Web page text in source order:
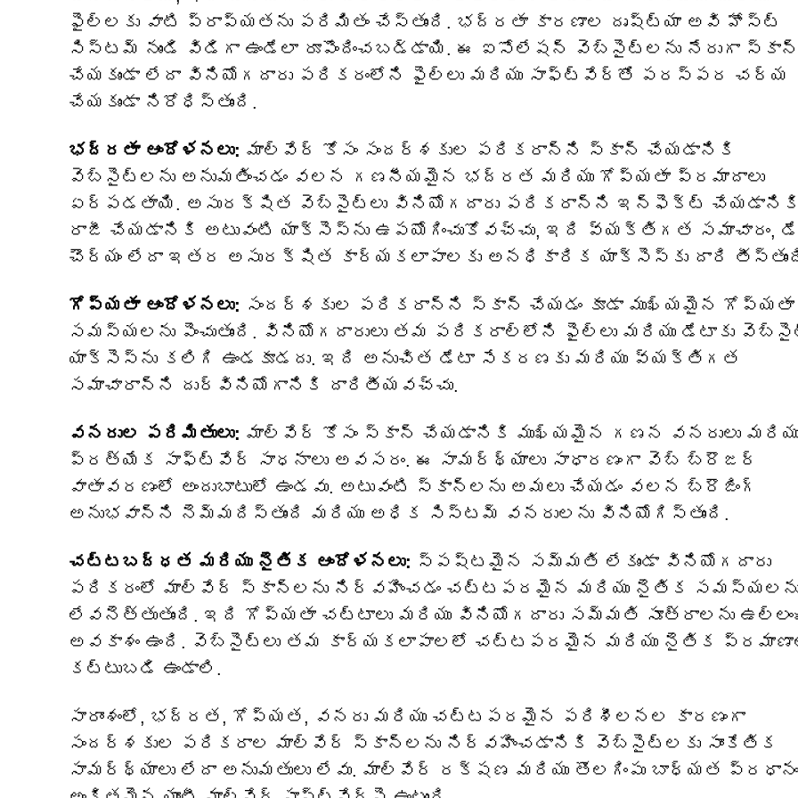
ఫైల్‌లకు వాటి ప్రాప్యతను పరిమితం చేస్తుంది. భద్రతా కారణాల దృష్ట్యా అవి హోస్ట్
సిస్టమ్ నుండి విడిగా ఉండేలా రూపొందించబడ్డాయి. ఈ ఐసోలేషన్ వెబ్‌సైట్‌లను నేరుగా స్కాన్
చేయకుండా లేదా వినియోగదారు పరికరంలోని ఫైల్‌లు మరియు సాఫ్ట్‌వేర్‌తో పరస్పర చర్య
చేయకుండా నిరోధిస్తుంది.
భద్రతా ఆందోళనలు: మాల్వేర్ కోసం సందర్శకుల పరికరాన్ని స్కాన్ చేయడానికి
వెబ్‌సైట్‌లను అనుమతించడం వలన గణనీయమైన భద్రత మరియు గోప్యతా ప్రమాదాలు
ఏర్పడతాయి. అసురక్షిత వెబ్‌సైట్‌లు వినియోగదారు పరికరాన్ని ఇన్‌ఫెక్ట్
రాజీ చేయడానికి అటువంటి యాక్సెస్‌ను ఉపయోగించుకోవచ్చు, ఇది వ్యక్తిగత సమాచారం,
చౌర్యం లేదా ఇతర అసురక్షిత కార్యకలాపాలకు అనధికారిక యాక్సెస్‌కు దారి
గోప్యతా ఆందోళనలు: సందర్శకుల పరికరాన్ని స్కాన్ చేయడం కూడా ముఖ్యమైన గోప్యతా
సమస్యలను పెంచుతుంది. వినియోగదారులు తమ పరికరాల్లోని ఫైల్‌లు మరియు డేటాకు
యాక్సెస్‌ను కలిగి ఉండకూడదు. ఇది అనుచిత డేటా సేకరణకు మరియు వ్యక్తిగత
సమాచారాన్ని దుర్వినియోగానికి దారితీయవచ్చు.
వనరుల పరిమితులు: మాల్వేర్ కోసం స్కాన్ చేయడానికి ముఖ్యమైన గణన వనరులు
ప్రత్యేక సాఫ్ట్‌వేర్ సాధనాలు అవసరం. ఈ సామర్థ్యాలు సాధారణంగా వెబ్ బ్రౌజర్
వాతావరణంలో అందుబాటులో ఉండవు. అటువంటి స్కాన్‌లను అమలు చేయడం వలన బ్రౌజింగ్
అనుభవాన్ని నెమ్మదిస్తుంది మరియు అధిక సిస్టమ్ వనరులను వినియోగిస్తుంది.
చట్టబద్ధత మరియు నైతిక ఆందోళనలు: స్పష్టమైన సమ్మతి లేకుండా వినియోగదారు
పరికరంలో మాల్వేర్ స్కాన్‌లను నిర్వహించడం చట్టపరమైన మరియు నైతిక
లేవనెత్తుతుంది. ఇది గోప్యతా చట్టాలు మరియు వినియోగదారు సమ్మతి సూత్రాలను
అవకాశం ఉంది. వెబ్‌సైట్‌లు తమ కార్యకలాపాలలో చట్టపరమైన మరియు నైతిక
కట్టుబడి ఉండాలి.
సారాంశంలో, భద్రత, గోప్యత, వనరు మరియు చట్టపరమైన పరిశీలనల కారణంగా
సందర్శకుల పరికరాల మాల్వేర్ స్కాన్‌లను నిర్వహించడానికి వెబ్‌సైట్‌లకు సాంకేతిక
సామర్థ్యాలు లేదా అనుమతులు లేవు. మాల్వేర్ రక్షణ మరియు తొలగింపు బాధ్యత